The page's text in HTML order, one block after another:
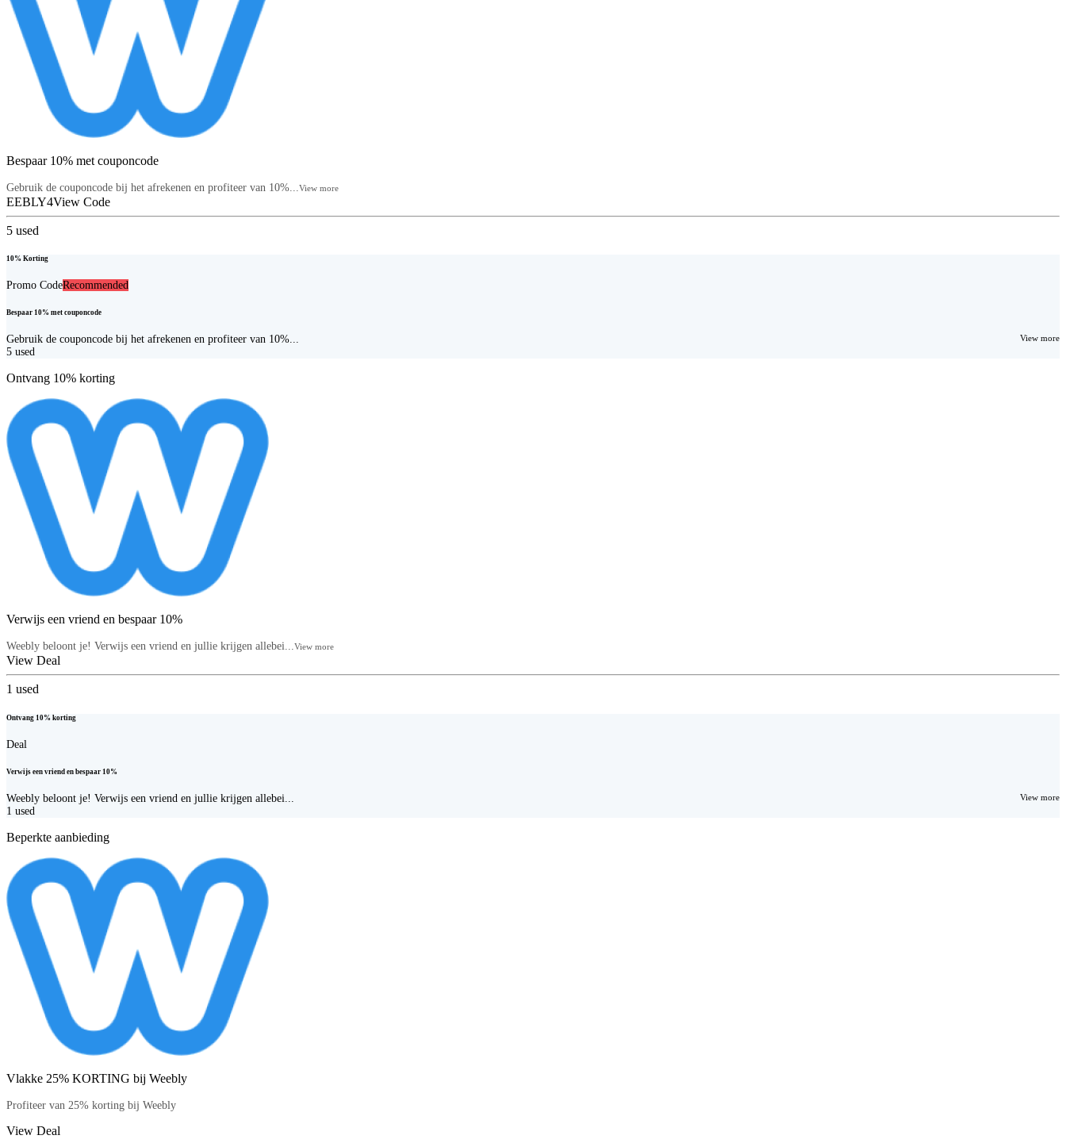
Bespaar 10% met couponcode
Gebruik de couponcode bij het afrekenen en profiteer van 10%... View more
EEBLY4View Code
5 used
10% Korting
Promo CodeRecommended
Bespaar 10% met couponcode
Gebruik de couponcode bij het afrekenen en profiteer van 10%... View more
5 used
Ontvang 10% korting
Verwijs een vriend en bespaar 10%
Weebly beloont je! Verwijs een vriend en jullie krijgen allebei...View more
View Deal
1 used
Ontvang 10% korting
Deal
Verwijs een vriend en bespaar 10%
Weebly beloont je! Verwijs een vriend en jullie krijgen allebei... View more
1 used
Beperkte aanbieding
Vlakke 25% KORTING bij Weebly
Profiteer van 25% korting bij Weebly
View Deal